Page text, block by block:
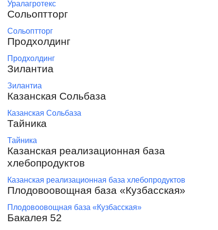
Уралагротекс
Сольоптторг
Сольоптторг
Продхолдинг
Продхолдинг
Зилантиа
Зилантиа
Казанская Сольбаза
Казанская Сольбаза
Тайника
Тайника
Казанская реализационная база
хлебопродуктов
Казанская реализационная база хлебопродуктов
Плодовоовощная база «Кузбасская»
Плодовоовощная база «Кузбасская»
Бакалея 52